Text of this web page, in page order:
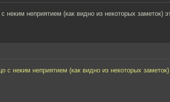
неким неприятием (как видно из некоторых заметок)
с неким неприятием (как видно из некоторых